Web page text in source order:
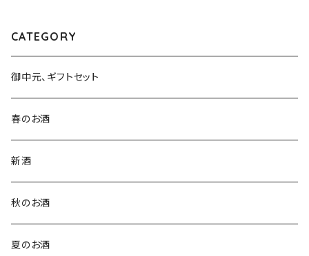
CATEGORY
御中元、ギフトセット
春のお酒
新酒
秋のお酒
夏のお酒